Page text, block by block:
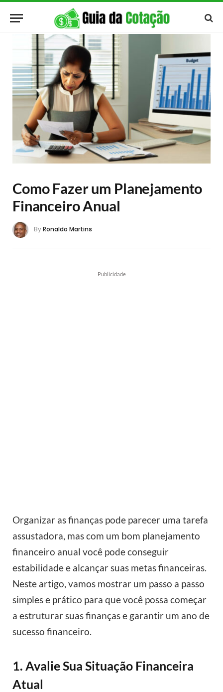
Como Fazer um Planejamento
Financeiro Anual
ByRonaldo Martins
Publicidade
Organizar as finanças pode parecer uma tarefa
assustadora, mas com um bom planejamento
financeiro anual você pode conseguir
estabilidade e alcançar suas metas financeiras.
Neste artigo, vamos mostrar um passo a passo
simples e prático para que você possa começar
a estruturar suas finanças e garantir um ano de
sucesso financeiro.
1. Avalie Sua Situação Financeira
Atual